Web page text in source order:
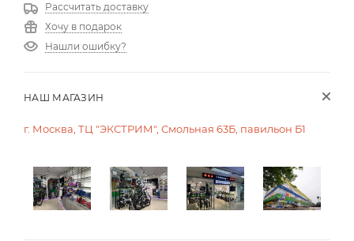
Рассчитать доставку
Хочу в подарок
Нашли ошибку?
НАШ МАГАЗИН
г. Москва, ТЦ "ЭКСТРИМ", Смольная 63Б, павильон Б1